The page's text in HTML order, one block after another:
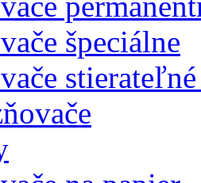
špeciálne